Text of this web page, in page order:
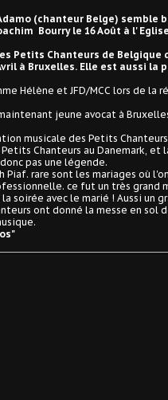
(chanteur Belge) semble
Bourry le 16 Août à l'
Petits Chanteurs de Belgique
à Bruxelles. Elle est aussi la
Hélène et JFD/MCC lors de la
jeune avocat à
musicale des Petits
Chanteurs au Danemark,
pas une légende.
Piaf. rare sont les mariages où
ce fut un très grand
soirée avec le marié ! Aussi un
ont donné la messe en sol